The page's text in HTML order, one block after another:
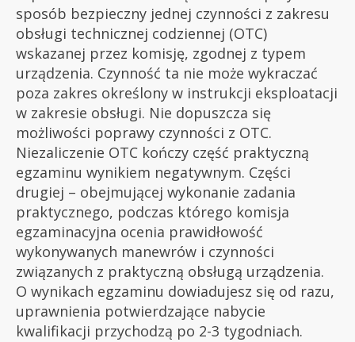
sposób bezpieczny jednej czynności z zakresu
obsługi technicznej codziennej (OTC)
wskazanej przez komisję, zgodnej z typem
urządzenia. Czynność ta nie może wykraczać
poza zakres określony w instrukcji eksploatacji
w zakresie obsługi. Nie dopuszcza się
możliwości poprawy czynności z OTC.
Niezaliczenie OTC kończy część praktyczną
egzaminu wynikiem negatywnym. Części
drugiej – obejmującej wykonanie zadania
praktycznego, podczas którego komisja
egzaminacyjna ocenia prawidłowość
wykonywanych manewrów i czynności
związanych z praktyczną obsługą urządzenia.
O wynikach egzaminu dowiadujesz się od razu,
uprawnienia potwierdzające nabycie
kwalifikacji przychodzą po 2-3 tygodniach.